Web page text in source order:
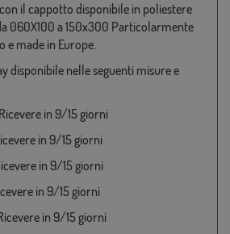
il cappotto disponibile in poliestere
060X100 a 150x300 Particolarmente
e made in Europe.
disponibile nelle seguenti misure e
in 9/15 giorni
in 9/15 giorni
in 9/15 giorni
in 9/15 giorni
in 9/15 giorni